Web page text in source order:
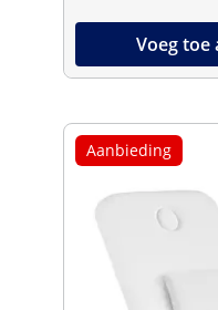
Voeg toe
Aanbieding